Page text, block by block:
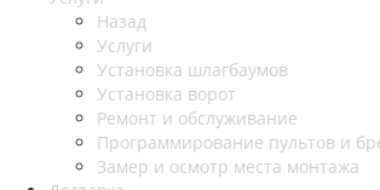
Назад
Услуги
Установка шлагбаумов
Установка ворот
Ремонт и обслуживание
Программирование пультов и
Замер и осмотр места монтажа